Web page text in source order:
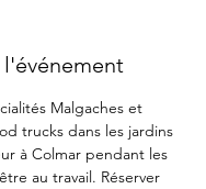
Malgaches et
trucks dans les jardins
à Colmar pendant les
au travail. Réserver